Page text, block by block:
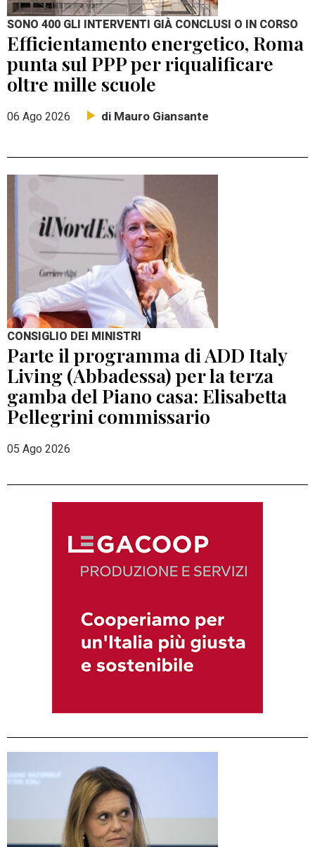
SONO 400 GLI INTERVENTI GIÀ CONCLUSI O IN CORSO
Efficientamento energetico, Roma
punta sul PPP per riqualificare
oltre mille scuole
06 Ago 2026 di Mauro Giansante
CONSIGLIO DEI MINISTRI
Parte il programma di ADD Italy
Living (Abbadessa) per la terza
gamba del Piano casa: Elisabetta
Pellegrini commissario
05 Ago 2026